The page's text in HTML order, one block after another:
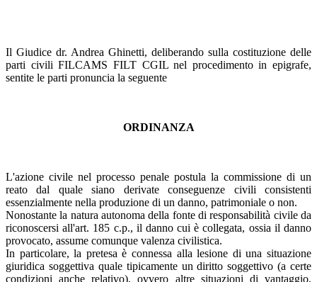
Il Giudice dr. Andrea Ghinetti, deliberando sulla costituzione delle
parti civili FILCAMS FILT CGIL nel procedimento in epigrafe,
sentite le parti pronuncia la seguente
ORDINANZA
L'azione civile nel processo penale postula la commissione di un
reato dal quale siano derivate conseguenze civili consistenti
essenzialmente nella produzione di un danno, patrimoniale o non.
Nonostante la natura autonoma della fonte di responsabilità civile da
riconoscersi all'art. 185 c.p., il danno cui è collegata, ossia il danno
provocato, assume comunque valenza civilistica.
In particolare, la pretesa è connessa alla lesione di una situazione
giuridica soggettiva quale tipicamente un diritto soggettivo (a certe
condizioni anche relativo), ovvero altre situazioni di vantaggio,